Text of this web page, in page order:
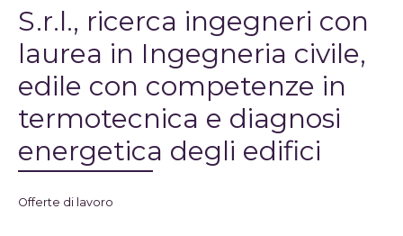
S.r.l., ricerca ingegneri con
laurea in Ingegneria civile,
edile con competenze in
termotecnica e diagnosi
energetica degli edifici
Offerte di lavoro